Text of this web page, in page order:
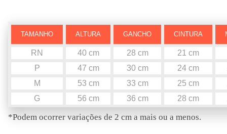
TAMANHO ALTURA GANCHO CINTURA
RN 40 cm 28 cm 21 cm
P
47 cm 30 cm 24 cm
M
53 cm 33 cm 25 cm
G
56 cm 36 cm 28 cm
*Podem ocorrer variações de 2 cm a mais ou a menos.